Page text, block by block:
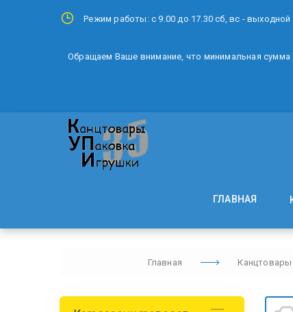
Режим работы: с 9.00 до 17.30 сб, вс - выходной
Обращаем Ваше внимание, что минимальная сумма
ГЛАВНАЯ
Главная Канцтовары